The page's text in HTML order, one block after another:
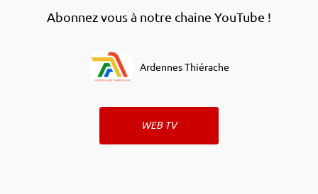
Thiérache
Abonnez vous à notre chaine YouTube !
Ardennes Thiérache
WEB TV